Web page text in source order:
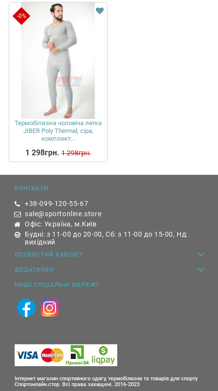
-0%
Термобілизна чоловіча легка
JIBER Poly Thermal, сіра,
комплект...
1 298грн. 1 298грн.
КОНТАКТИ
+38-099-120-55-67
sale@sportonline.store
Офіс: Україна, м.Київ
Будні: з 11-00 до 20-00, Сб: з 11-00 до 15-00, Нд:
вихідний
ОСОБИСТИЙ КАБІНЕТ
ДОДАТКОВО
НАШІ СОЦІАЛЬНІ МЕРЕЖІ
Інтернет магазин спортивного одягу, термобілизни та товарів для спорту
Спортонлайн.стор. Всі права захищені. 2016-2023